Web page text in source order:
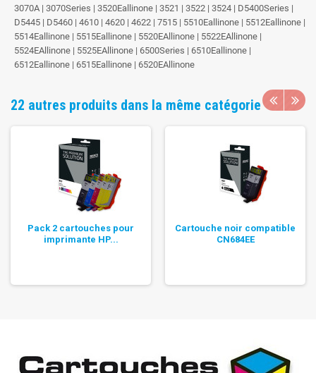
3070A | 3070Series | 3520Eallinone | 3521 | 3522 | 3524 | D5400Series |
D5445 | D5460 | 4610 | 4620 | 4622 | 7515 | 5510Eallinone | 5512Eallinone |
5514Eallinone | 5515Eallinone | 5520EAllinone | 5522EAllinone |
5524EAllinone | 5525EAllinone | 6500Series | 6510Eallinone |
6512Eallinone | 6515Eallinone | 6520EAllinone
22 autres produits dans la même catégorie
Pack 2 cartouches pour
imprimante HP...
Cartouche noir compatible
CN684EE